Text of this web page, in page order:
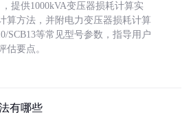
，提供1000kVA变压器损耗计算实
算方法，并附电力变压器损耗计算
SCB13等常见型号参数，指导用户
估要点。
有哪些